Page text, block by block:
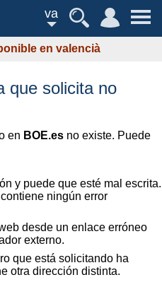
va
en valencià
que solicita no
en BOE.es no existe. Puede
y puede que esté mal escrita.
ningún error
desde un enlace erróneo
externo.
que está solicitando ha
otra dirección distinta.